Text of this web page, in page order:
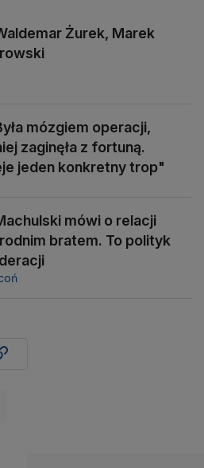
Żurek, Marek
mózgiem operacji,
zaginęła z fortuną.
jeden konkretny trop"
mówi o relacji
bratem. To polityk